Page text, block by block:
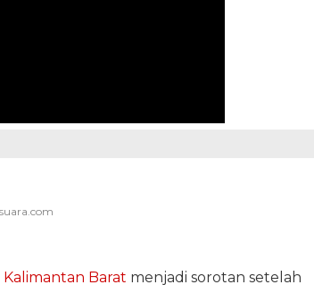
Kalimantan Barat menjadi sorotan setelah